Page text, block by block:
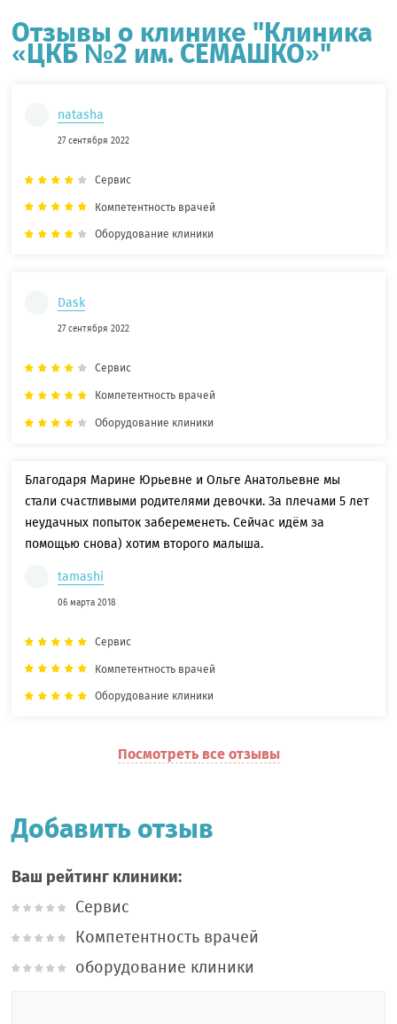
Отзывы о клинике "Клиника
«ЦКБ №2 им. СЕМАШКО»"
natasha
27 сентября 2022
Сервис
Компетентность врачей
Оборудование клиники
Dask
27 сентября 2022
Сервис
Компетентность врачей
Оборудование клиники
Благодаря Марине Юрьевне и Ольге Анатольевне мы
стали счастливыми родителями девочки. За плечами 5 лет
неудачных попыток забеременеть. Сейчас идём за
помощью снова) хотим второго малыша.
tamashi
06 марта 2018
Сервис
Компетентность врачей
Оборудование клиники
Посмотреть все отзывы
Добавить отзыв
Ваш рейтинг клиники:
Сервис
Компетентность врачей
оборудование клиники